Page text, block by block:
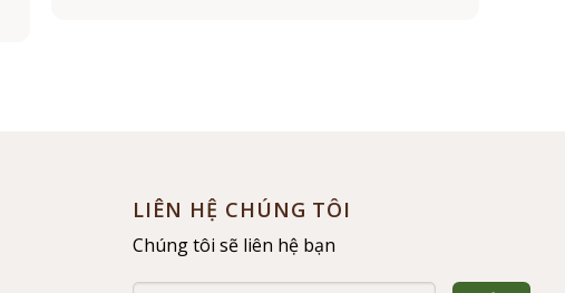
LIÊN HỆ CHÚNG TÔI
Chúng tôi sẽ liên hệ bạn